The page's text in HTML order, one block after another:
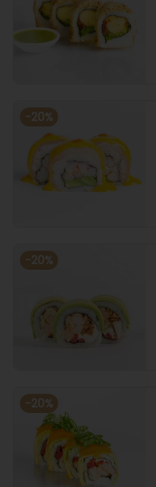
-20%
-20%
-20%